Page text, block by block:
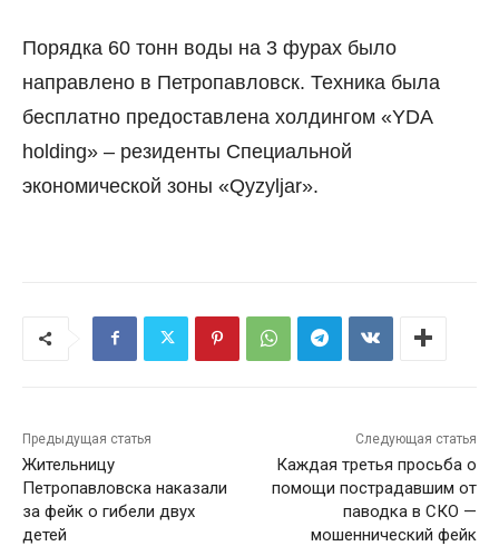
Порядка 60 тонн воды на 3 фурах было
направлено в Петропавловск. Техника была
бесплатно предоставлена холдингом «YDA
holding» – резиденты Специальной
экономической зоны «Qyzyljar».
Предыдущая статья
Жительницу
Петропавловска наказали
за фейк о гибели двух
детей
Следующая статья
Каждая третья просьба о
помощи пострадавшим от
паводка в СКО —
мошеннический фейк